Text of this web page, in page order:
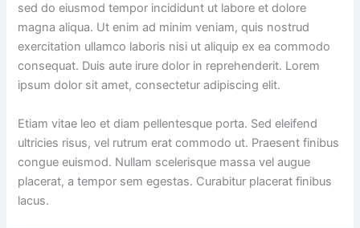
sed do eiusmod tempor incididunt ut labore et dolore
magna aliqua. Ut enim ad minim veniam, quis nostrud
exercitation ullamco laboris nisi ut aliquip ex ea commodo
consequat. Duis aute irure dolor in reprehenderit. Lorem
ipsum dolor sit amet, consectetur adipiscing elit.
Etiam vitae leo et diam pellentesque porta. Sed eleifend
ultricies risus, vel rutrum erat commodo ut. Praesent finibus
congue euismod. Nullam scelerisque massa vel augue
placerat, a tempor sem egestas. Curabitur placerat finibus
lacus.